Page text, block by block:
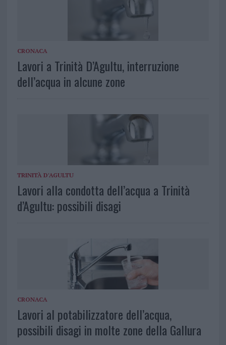
CRONACA
Lavori a Trinità D’Agultu, interruzione
dell’acqua in alcune zone
TRINITÀ D'AGULTU
Lavori alla condotta dell’acqua a Trinità
d’Agultu: possibili disagi
CRONACA
Lavori al potabilizzatore dell’acqua,
possibili disagi in molte zone della Gallura